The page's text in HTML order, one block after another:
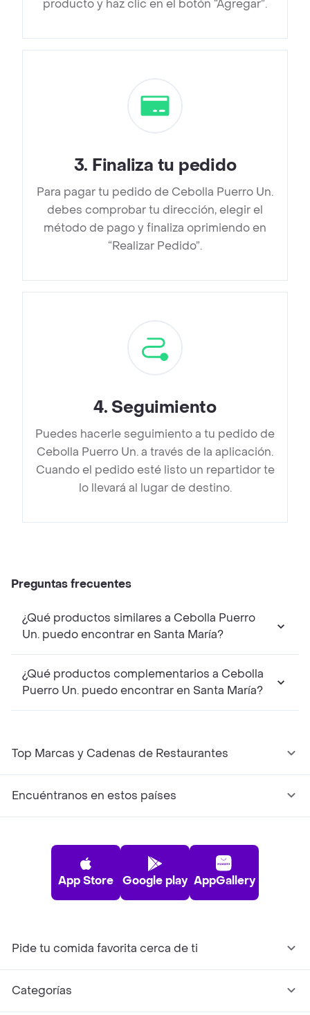
producto y haz clic en el botón “Agregar”.
3. Finaliza tu pedido
Para pagar tu pedido de Cebolla Puerro Un.
debes comprobar tu dirección, elegir el
método de pago y finaliza oprimiendo en
“Realizar Pedido”.
4. Seguimiento
Puedes hacerle seguimiento a tu pedido de
Cebolla Puerro Un. a través de la aplicación.
Cuando el pedido esté listo un repartidor te
lo llevará al lugar de destino.
Preguntas frecuentes
¿Qué productos similares a Cebolla Puerro
Un. puedo encontrar en Santa María?
¿Qué productos complementarios a Cebolla
Puerro Un. puedo encontrar en Santa María?
Top Marcas y Cadenas de Restaurantes
Encuéntranos en estos países
App Store Google play AppGallery
Pide tu comida favorita cerca de ti
Categorías